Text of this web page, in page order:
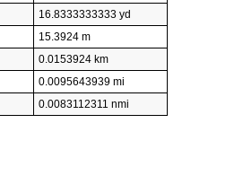
16.8333333333 yd
15.3924 m
0.0153924 km
0.0095643939 mi
0.0083112311 nmi